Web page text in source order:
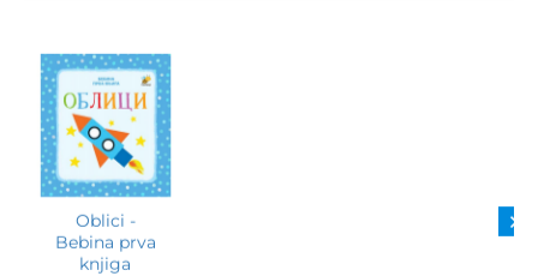
-15%
Oblici -
Bebina prva
knjiga